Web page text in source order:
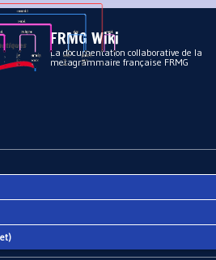
contenu principal
FRMG Wiki
La documentation collaborative de la
metagrammaire française FRMG